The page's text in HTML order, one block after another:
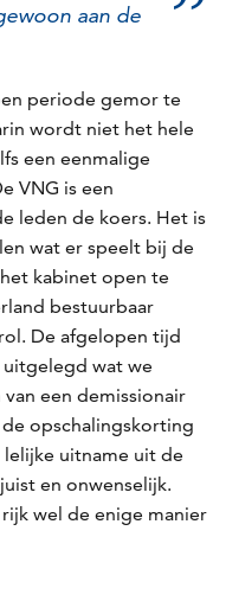
aan de
periode gemor te
wordt niet het hele
een eenmalige
VNG is een
leden de koers. Het is
wat er speelt bij de
kabinet open te
bestuurbaar
De afgelopen tijd
wat we
een demissionair
de opschalingskorting
uitname uit de
en onwenselijk.
wel de enige manier